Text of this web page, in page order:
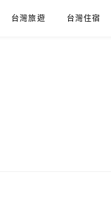
台灣旅遊 台灣住宿